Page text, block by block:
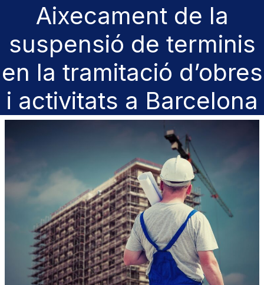
Aixecament de la
suspensió de terminis
en la tramitació d’obres
i activitats a Barcelona